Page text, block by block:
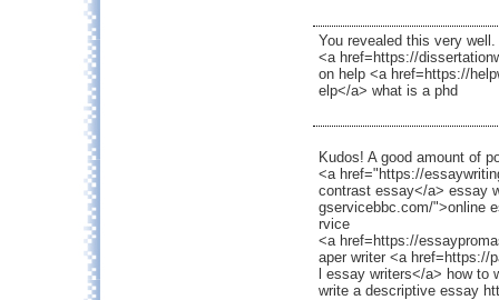
You revealed this very well.
<a href=https://
on help <a href=https://
elp</a> what is a phd
Kudos! A good amount of
<a href="https://
contrast essay</a> essay
gservicebbc.com/">online
rvice
<a href=https://
aper writer <a href=https://
l essay writers</a> how to
write a descriptive essay